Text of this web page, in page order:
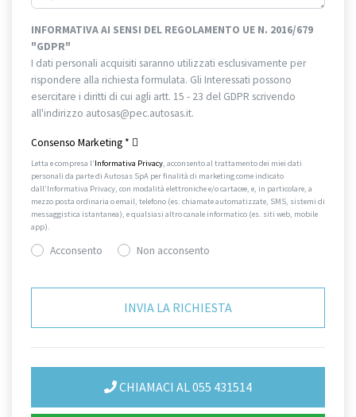
INFORMATIVA AI SENSI DEL REGOLAMENTO UE N. 2016/679
"GDPR"
I dati personali acquisiti saranno utilizzati esclusivamente per
rispondere alla richiesta formulata. Gli Interessati possono
esercitare i diritti di cui agli artt. 15 - 23 del GDPR scrivendo
all'indirizzo autosas@pec.autosas.it.
Consenso Marketing *
Letta e compresa l’Informativa Privacy, acconsento al trattamento dei miei dati
personali da parte di Autosas SpA per finalità di marketing come indicato
dall’Informativa Privacy, con modalità elettroniche e/o cartacee, e, in particolare, a
mezzo posta ordinaria o email, telefono (es. chiamate automatizzate, SMS, sistemi di
messaggistica istantanea), e qualsiasi altro canale informatico (es. siti web, mobile
app).
Acconsento Non acconsento
CHIAMACI AL 055 431514